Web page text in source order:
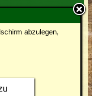
abzulegen,